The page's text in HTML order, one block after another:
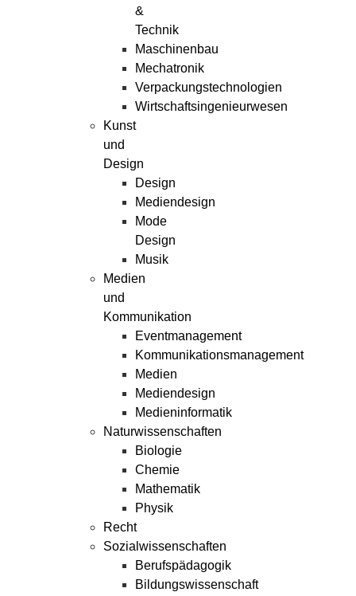
&
Technik
Maschinenbau
Mechatronik
Verpackungstechnologien
Wirtschaftsingenieurwesen
Kunst
und
Design
Design
Mediendesign
Mode
Design
Musik
Medien
und
Kommunikation
Eventmanagement
Kommunikationsmanagement
Medien
Mediendesign
Medieninformatik
Naturwissenschaften
Biologie
Chemie
Mathematik
Physik
Recht
Sozialwissenschaften
Berufspädagogik
Bildungswissenschaft